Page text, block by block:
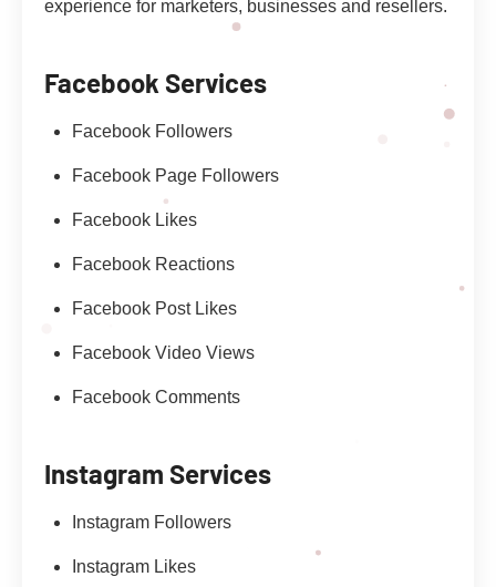
experience for marketers, businesses and resellers.
Facebook Services
Facebook Followers
Facebook Page Followers
Facebook Likes
Facebook Reactions
Facebook Post Likes
Facebook Video Views
Facebook Comments
Instagram Services
Instagram Followers
Instagram Likes